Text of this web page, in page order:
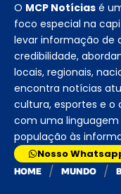
O MCP Notícias é
foco especial na
levar informação de
credibilidade,
locais, regionais,
encontra notícias
cultura, esportes e o
com uma
população às
Nosso
HOME MUNDO